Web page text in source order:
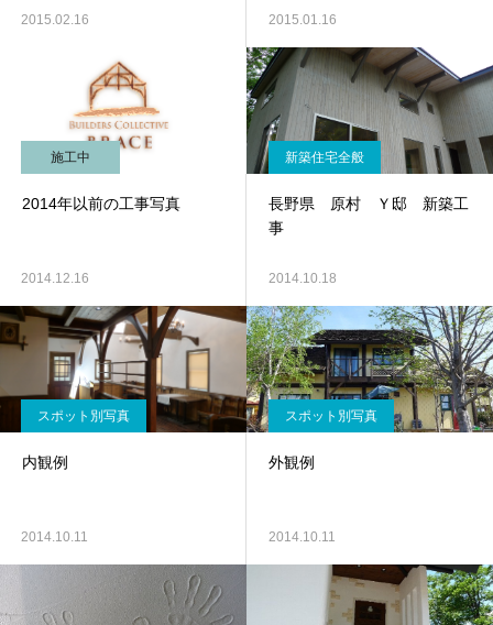
2015.02.16 2015.01.16
施工中
2014年以前の工事写真
2014.12.16
新築住宅全般
長野県 原村 Ｙ邸 新築工
事
2014.10.18
スポット別写真
内観例
2014.10.11
スポット別写真
外観例
2014.10.11